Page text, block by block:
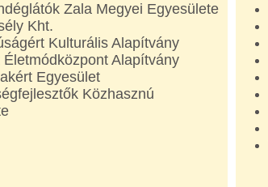
Zala Megyei Egyesülete
Kht.
Kulturális Alapítvány
Életmódközpont Alapítvány
Egyesület
Közhasznú